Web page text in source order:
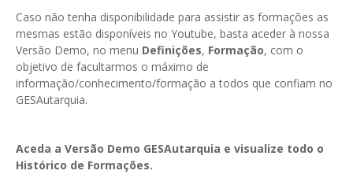
Portal da Freguesia
Caso não tenha disponibilidade para assistir as formações as
mesmas estão disponíveis no Youtube, basta aceder à nossa
Versão Demo, no menu Definições, Formação, com o
objetivo de facultarmos o máximo de
informação/conhecimento/formação a todos que confiam no
GESAutarquia.
Aceda a Versão Demo GESAutarquia e visualize todo o
Histórico de Formações.